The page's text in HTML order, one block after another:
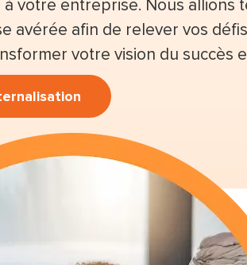
votre entreprise. Nous allions
avérée afin de relever vos défis
votre vision du succès